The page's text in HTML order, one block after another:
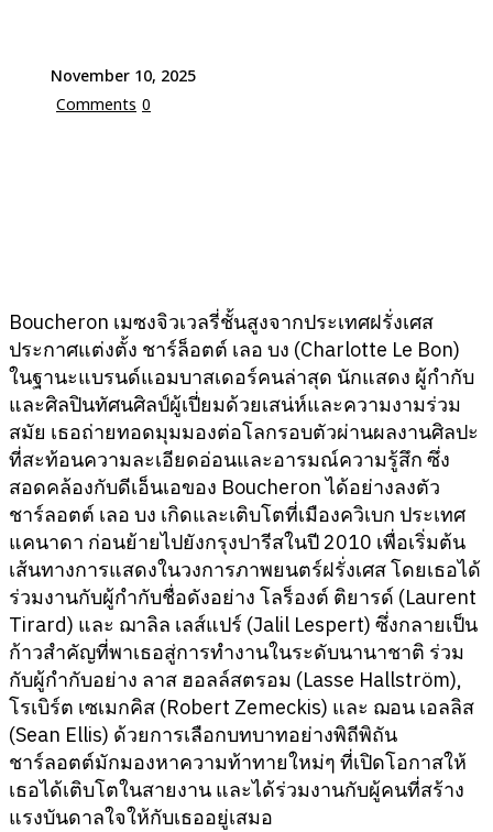
November 10, 2025
Comments 0
Boucheron เมซงจิวเวลรี่ชั้นสูงจากประเทศฝรั่งเศส
ประกาศแต่งตั้ง ชาร์ล็อตต์ เลอ บง (Charlotte Le Bon)
ในฐานะแบรนด์แอมบาสเดอร์คนล่าสุด นักแสดง ผู้กำกับ
และศิลปินทัศนศิลป์ผู้เปี่ยมด้วยเสน่ห์และความงามร่วม
สมัย เธอถ่ายทอดมุมมองต่อโลกรอบตัวผ่านผลงานศิลปะ
ที่สะท้อนความละเอียดอ่อนและอารมณ์ความรู้สึก ซึ่ง
สอดคล้องกับดีเอ็นเอของ Boucheron ได้อย่างลงตัว
ชาร์ลอตต์ เลอ บง เกิดและเติบโตที่เมืองควิเบก ประเทศ
แคนาดา ก่อนย้ายไปยังกรุงปารีสในปี 2010 เพื่อเริ่มต้น
เส้นทางการแสดงในวงการภาพยนตร์ฝรั่งเศส โดยเธอได้
ร่วมงานกับผู้กำกับชื่อดังอย่าง โลร็องต์ ติยารด์ (Laurent
Tirard) และ ฌาลิล เลส์แปร์ (Jalil Lespert) ซึ่งกลายเป็น
ก้าวสำคัญที่พาเธอสู่การทำงานในระดับนานาชาติ ร่วม
กับผู้กำกับอย่าง ลาส ฮอลล์สตรอม (Lasse Hallström),
โรเบิร์ต เซเมกคิส (Robert Zemeckis) และ ฌอน เอลลิส
(Sean Ellis) ด้วยการเลือกบทบาทอย่างพิถีพิถัน
ชาร์ลอตต์มักมองหาความท้าทายใหม่ๆ ที่เปิดโอกาสให้
เธอได้เติบโตในสายงาน และได้ร่วมงานกับผู้คนที่สร้าง
แรงบันดาลใจให้กับเธออยู่เสมอ